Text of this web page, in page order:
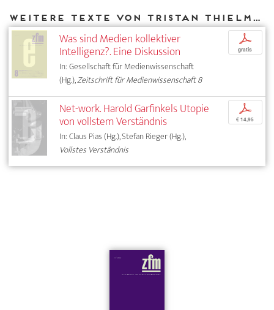
Weitere Texte von Tristan Thielmann bei DIAPHANES
Was sind Medien kollektiver
Intelligenz?. Eine Diskussion
In: Gesellschaft für Medienwissenschaft
(Hg.),Zeitschrift für Medienwissenschaft 8
p
gratis
Net-work. Harold Garfinkels Utopie
von vollstem Verständnis
In: Claus Pias (Hg.), Stefan Rieger (Hg.),
Vollstes Verständnis
p
€ 14,95